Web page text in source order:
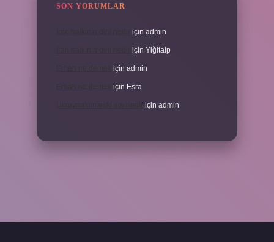
SON YORUMLAR
için admin
için Yiğitalp
için admin
için Esra
için admin